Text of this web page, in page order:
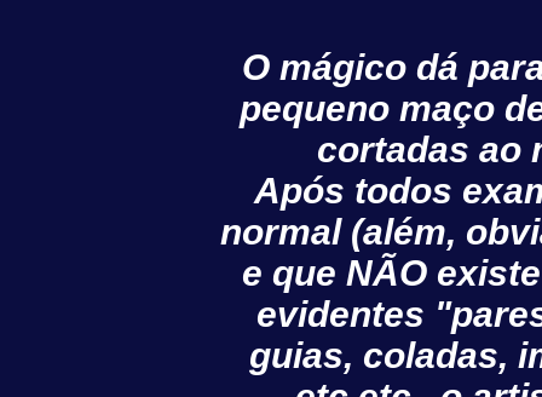
O mágico dá
pequeno maço
cortadas ao
Após todos
normal (além,
e que NÃO
evidentes
guias, coladas,